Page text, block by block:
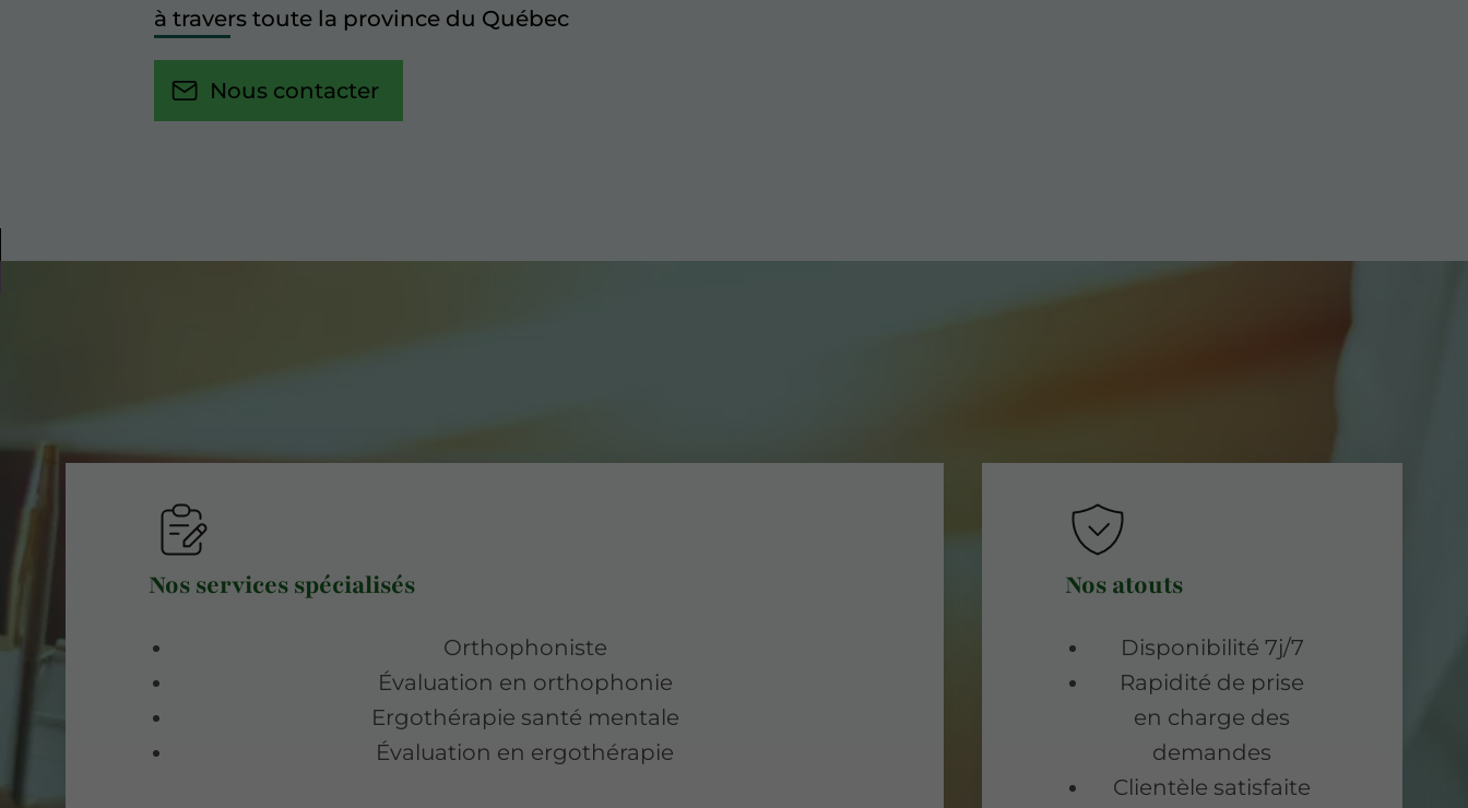
à travers toute la province du Québec
Nous contacter
Nos services spécialisés
Orthophoniste
Évaluation en orthophonie
Ergothérapie santé mentale
Évaluation en ergothérapie
Nos atouts
Disponibilité 7j/7
Rapidité de prise
en charge des
demandes
Clientèle satisfaite